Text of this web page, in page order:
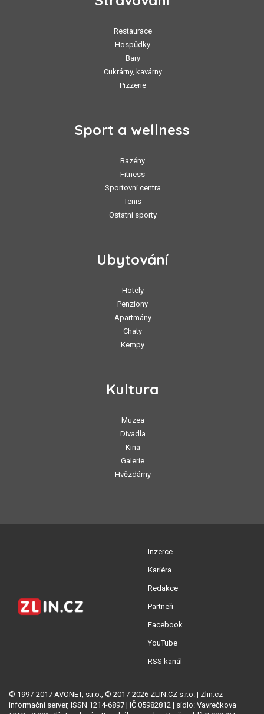
Restaurace
Hospůdky
Bary
Cukrárny, kavárny
Pizzerie
Sport a wellness
Bazény
Fitness
Sportovní centra
Tenis
Ostatní sporty
Ubytování
Hotely
Penziony
Apartmány
Chaty
Kempy
Kultura
Muzea
Divadla
Kina
Galerie
Hvězdárny
Inzerce
Kariéra
Redakce
Partneři
Facebook
YouTube
RSS kanál
© 1997-2017 AVONET, s.r.o., © 2017-2026 ZLIN.CZ s.r.o. | Zlin.cz -
informační server, ISSN 1214-6897 | IČ 05982812 | sídlo: Vavrečkova